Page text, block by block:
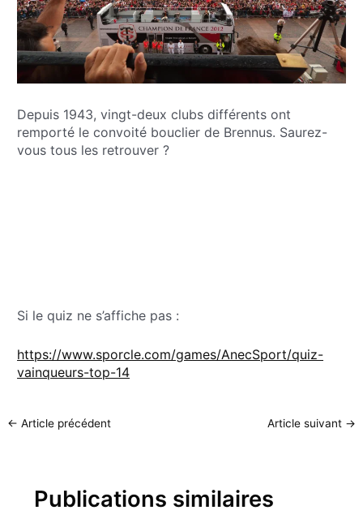
Depuis 1943, vingt-deux clubs différents ont
remporté le convoité bouclier de Brennus. Saurez-
vous tous les retrouver ?
Si le quiz ne s’affiche pas :
https://www.sporcle.com/games/AnecSport/quiz-
vainqueurs-top-14
← Article précédent Article suivant →
Publications similaires